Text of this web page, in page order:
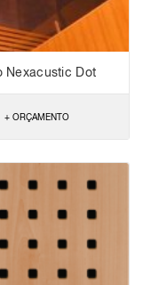
Nexacustic Dot
+ ORÇAMENTO